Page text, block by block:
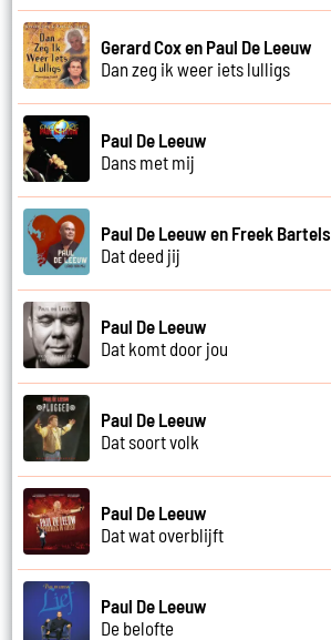
Gerard Cox en Paul De Leeuw
Dan zeg ik weer iets lulligs
Paul De Leeuw
Dans met mij
Paul De Leeuw en Freek Bartels
Dat deed jij
Paul De Leeuw
Dat komt door jou
Paul De Leeuw
Dat soort volk
Paul De Leeuw
Dat wat overblijft
Paul De Leeuw
De belofte